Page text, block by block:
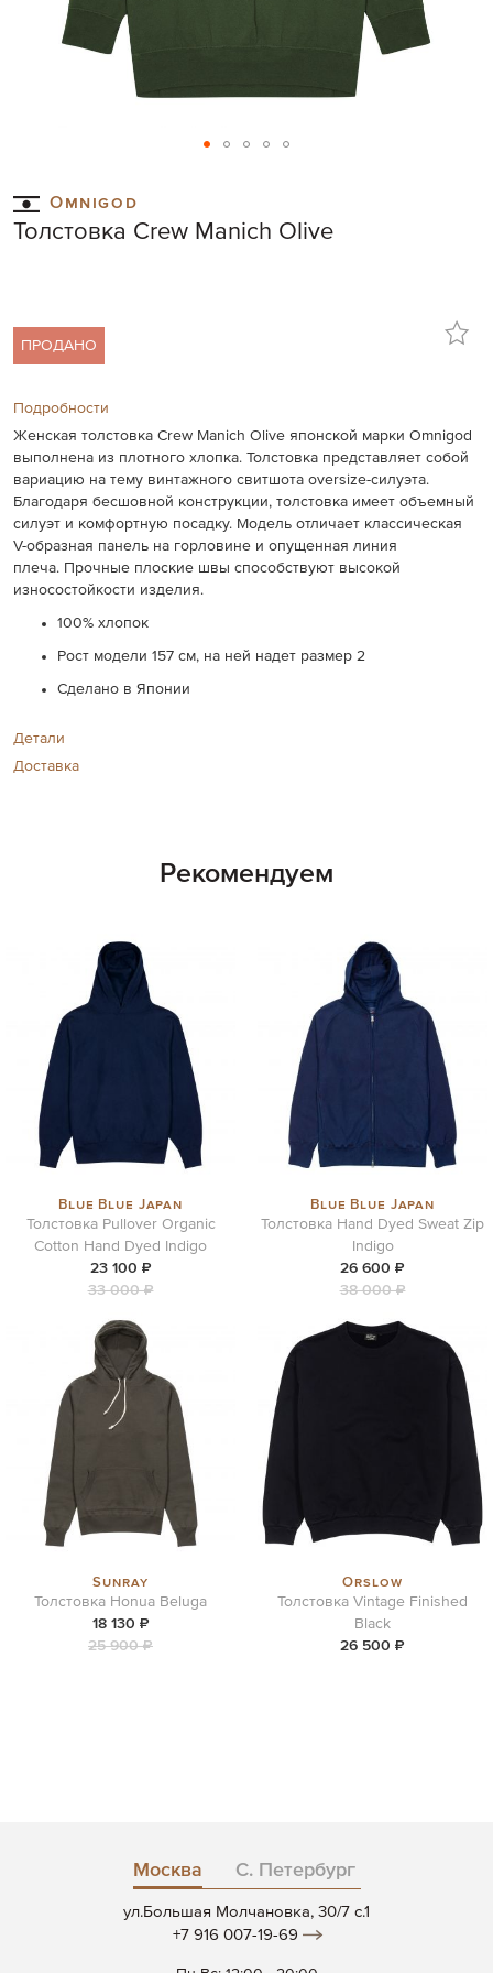
to
the
beginning
gallery
Omnigod
Толстовка Crew Manich Olive
ПРОДАНО
Подробности
Женская толстовка Crew Manich Olive японской марки Omnigod
выполнена из плотного хлопка. Толстовка представляет собой
вариацию на тему винтажного свитшота oversize-силуэта.
Благодаря бесшовной конструкции, толстовка имеет объемный
силуэт и комфортную посадку. Модель отличает классическая
V-образная панель на горловине и опущенная линия
плеча. Прочные плоские швы способствуют высокой
износостойкости изделия.
100% хлопок
Рост модели 157 см, на ней надет размер 2
Сделано в Японии
Детали
Доставка
Рекомендуем
Blue Blue Japan
Толстовка Pullover Organic
Cotton Hand Dyed Indigo
23 100 ₽
33 000 ₽
Blue Blue Japan
Толстовка Hand Dyed Sweat Zip
Indigo
26 600 ₽
38 000 ₽
Sunray
Толстовка Honua Beluga
18 130 ₽
25 900 ₽
Orslow
Толстовка Vintage Finished
Black
26 500 ₽
Москва С. Петербург
ул.Большая Молчановка, 30/7 c.1
+7 916 007-19-69